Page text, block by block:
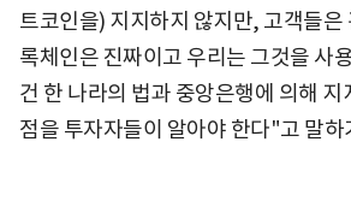
트코인을) 지지하지 않지만, 고객들
록체인은 진짜이고 우리는 그것을 사
건 한 나라의 법과 중앙은행에 의해
점을 투자자들이 알아야 한다"고 말하